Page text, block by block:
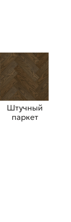
Штучный
паркет